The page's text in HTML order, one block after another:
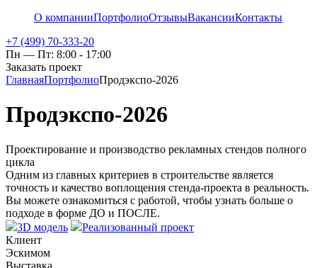
О компанииПортфолиоОтзывыВакансииКонтакты
+7 (499) 70-333-20
Пн — Пт: 8:00 - 17:00
Заказать проект
ГлавнаяПортфолиоПродэкспо-2026
Продэкспо-2026
Проектирование и производство рекламных стендов полного
цикла
Одним из главных критериев в строительстве является
точность и качество воплощения стенда-проекта в реальность.
Вы можете ознакомиться с работой, чтобы узнать больше о
подходе в форме ДО и ПОСЛЕ.
3D модель
Реализованный проект
Клиент
Эскимом
Выставка